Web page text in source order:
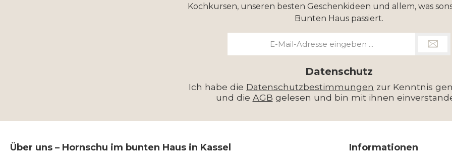
Kochkursen, unseren besten Geschenkideen und allem, was
Bunten Haus passiert.
Datenschutz
Ich habe die Datenschutzbestimmungen zur Kenntnis
und die AGB gelesen und bin mit ihnen
Über uns – Hornschu im bunten Haus in Kassel Informationen